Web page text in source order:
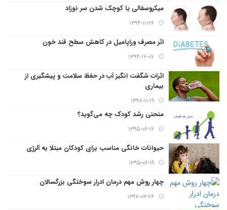
میکروسفالی یا کوچک شدن سر نوزاد
۱۳۹۴-۱۱-۲۶
اثر مصرف وراپامیل در کاهش سطح قند خون
۱۳۹۴-۱۲-۰۷
اثرات شگفت انگیز آب در حفظ سلامت و پیشگیری از
بیماری
۱۳۹۸-۱۱-۱۹
منحنی رشد کودک چه می‌گوید؟
۱۳۹۵-۰۶-۱۲
حیوانات خانگی مناسب برای کودکان مبتلا به آلرژی
۱۳۹۵-۰۶-۱۹
چهار روش مهم درمان ادرار سوختگی بزرگسالان
۱۳۹۷-۰۳-۲۶